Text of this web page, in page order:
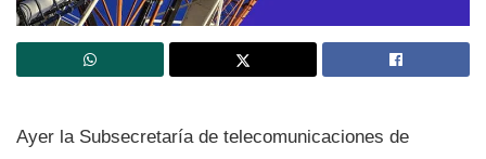
Ayer la Subsecretarí­a de telecomunicaciones de